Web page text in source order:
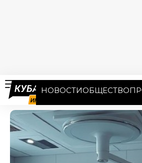
НОВОСТИОБЩЕСТВО